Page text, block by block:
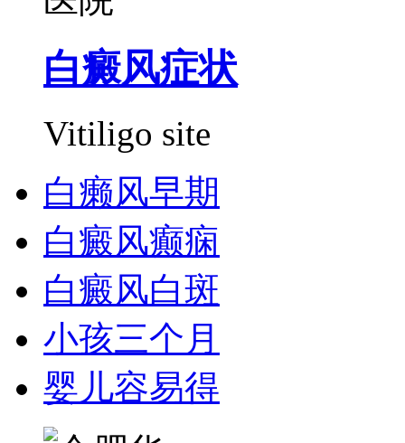
白癜风症状
Vitiligo site
白癞风早期
白癜风癫痫
白癜风白斑
小孩三个月
婴儿容易得